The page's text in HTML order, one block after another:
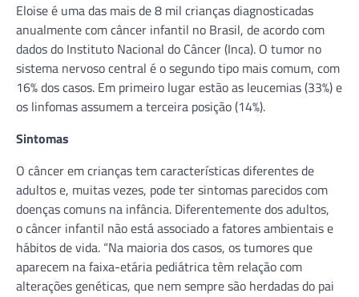
Eloise é uma das mais de 8 mil crianças diagnosticadas
anualmente com câncer infantil no Brasil, de acordo com
dados do Instituto Nacional do Câncer (Inca). O tumor no
sistema nervoso central é o segundo tipo mais comum, com
16% dos casos. Em primeiro lugar estão as leucemias (33%) e
os linfomas assumem a terceira posição (14%).
Sintomas
O câncer em crianças tem características diferentes de
adultos e, muitas vezes, pode ter sintomas parecidos com
doenças comuns na infância. Diferentemente dos adultos,
o câncer infantil não está associado a fatores ambientais e
hábitos de vida. “Na maioria dos casos, os tumores que
aparecem na faixa-etária pediátrica têm relação com
alterações genéticas, que nem sempre são herdadas do pai